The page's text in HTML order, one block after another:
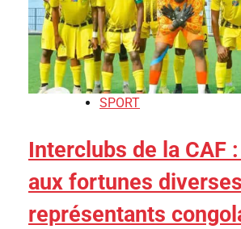
SPORT
Interclubs de la CAF
aux fortunes
représentants